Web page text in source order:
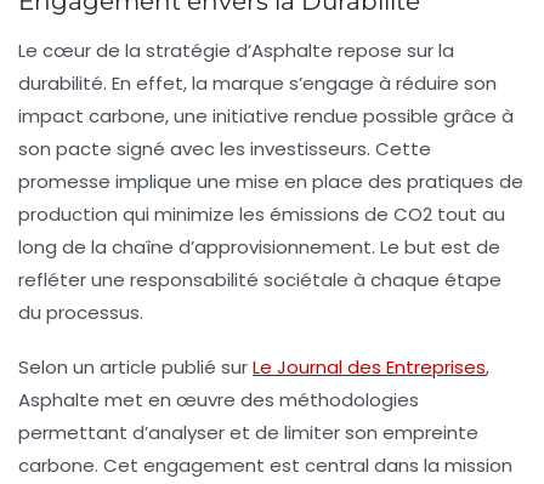
Le cœur de la stratégie d’Asphalte repose sur la
durabilité. En effet, la marque s’engage à réduire son
impact carbone, une initiative rendue possible grâce à
son pacte signé avec les investisseurs. Cette
promesse implique une mise en place des pratiques de
production qui minimize les émissions de CO2 tout au
long de la chaîne d’approvisionnement. Le but est de
refléter une responsabilité sociétale à chaque étape
du processus.
Selon un article publié surLe Journal des Entreprises,
Asphalte met en œuvre des méthodologies
permettant d’analyser et de limiter son empreinte
carbone. Cet engagement est central dans la mission